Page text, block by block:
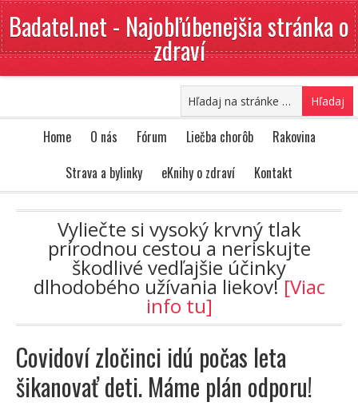
Badatel.net - Najobľúbenejšia stránka o
zdraví
Home O nás Fórum Liečba chorôb
Rakovina
Strava a bylinky
eKnihy o zdraví Kontakt
Vyliečte si vysoký krvný tlak
prírodnou cestou a neriskujte
škodlivé vedľajšie účinky
dlhodobého užívania liekov![Viac
info tu]
Covidoví zločinci idú počas leta
šikanovať deti. Máme plán odporu!